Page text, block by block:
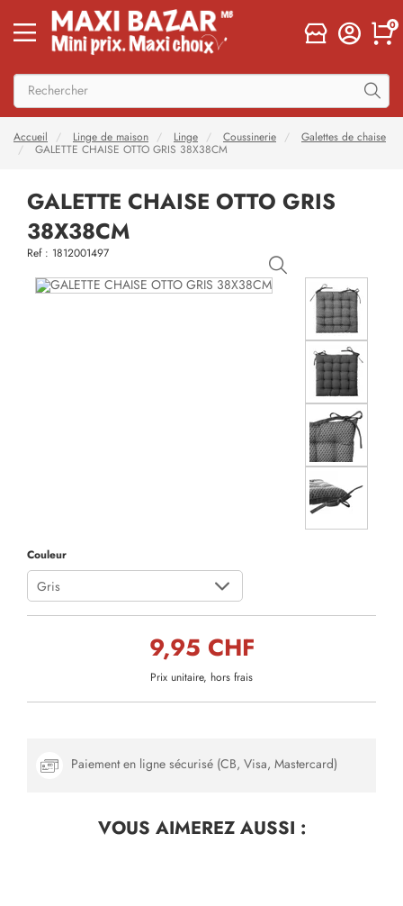
0
Accueil Linge de maison Linge Coussinerie
Galettes de chaise
GALETTE CHAISE OTTO GRIS 38X38CM
GALETTE CHAISE OTTO GRIS
38X38CM
Ref : 1812001497
Couleur
Gris
9,95 CHF
Prix unitaire, hors frais
Paiement en ligne sécurisé (CB, Visa, Mastercard)
VOUS AIMEREZAUSSI :